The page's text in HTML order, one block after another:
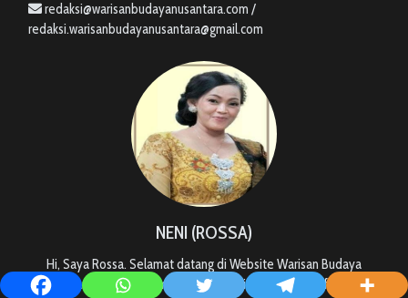
redaksi@warisanbudayanusantara.com /
redaksi.warisanbudayanusantara@gmail.com
NENI (ROSSA)
Hi, Saya Rossa. Selamat datang di Website Warisan Budaya
Nusantara, Semoga semua Informasi ini dapat bermanfaat bagi